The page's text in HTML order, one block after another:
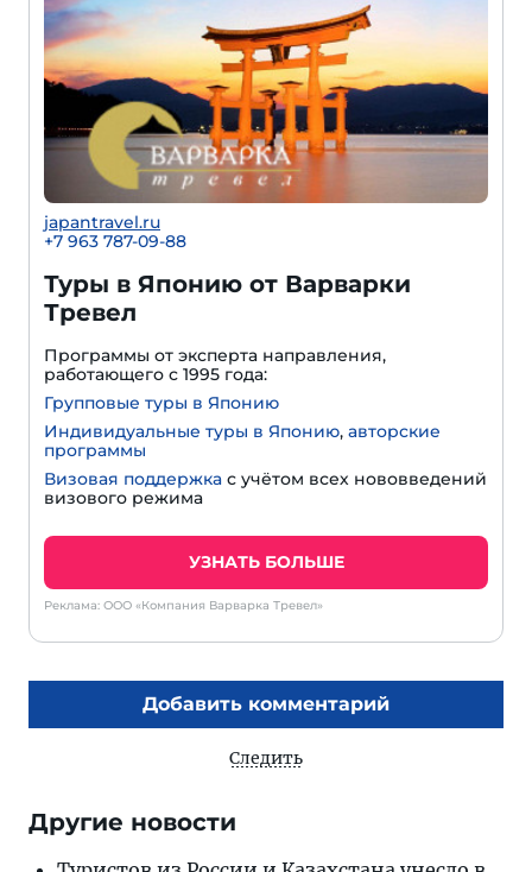
japantravel.ru
+7 963 787-09-88
Туры в Японию от Варварки
Тревел
Программы от эксперта направления,
работающего с 1995 года:
Групповые туры в Японию
Индивидуальные туры в Японию, авторские
программы
Визовая поддержка с учётом всех нововведений
визового режима
УЗНАТЬ БОЛЬШЕ
Реклама: ООО «Компания Варварка Тревел»
Добавить комментарий
Следить
Другие новости